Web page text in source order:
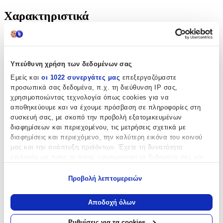
Υπεύθυνη χρήση των δεδομένων σας
Εμείς και οι 1022 συνεργάτες μας επεξεργαζόμαστε
προσωπικά σας δεδομένα, π.χ. τη διεύθυνση IP σας,
χρησιμοποιώντας τεχνολογία όπως cookies για να
αποθηκεύουμε και να έχουμε πρόσβαση σε πληροφορίες στη
συσκευή σας, με σκοπό την προβολή εξατομικευμένων
διαφημίσεων και περιεχομένου, τις μετρήσεις σχετικά με
διαφημίσεις και περιεχόμενο, την καλύτερη εικόνα του κοινού
μας και την ανάπτυξη προϊόντων. Έχετε τη δυνατότητα
Να συλλέξουμε πληροφορίες σχετικά με τη γεωγραφική
σας τοποθεσία, οι οποίες μπορεί να είναι ακριβείς σε
απόσταση μερικών μέτρων
Προβολή λεπτομερειών
Αποδοχή όλων
Χαρακτηριστικά
Κατασκευαστής
Βασικά Χαρακτηριστικά
Χρώμα
Πολύχρωμο
Φύλο:
Αγόρι
Τύπος:
Τάξη:
Δημοτικού